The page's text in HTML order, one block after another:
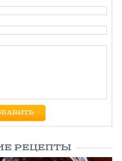
РЕЦЕПТЫ